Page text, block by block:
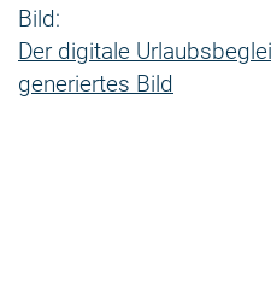
Bild:
Der digitale
generiertes Bild